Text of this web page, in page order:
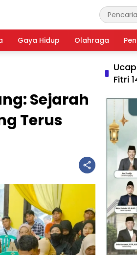
Gaya Hidup Olahraga
Sejarah
Terus
Fitri